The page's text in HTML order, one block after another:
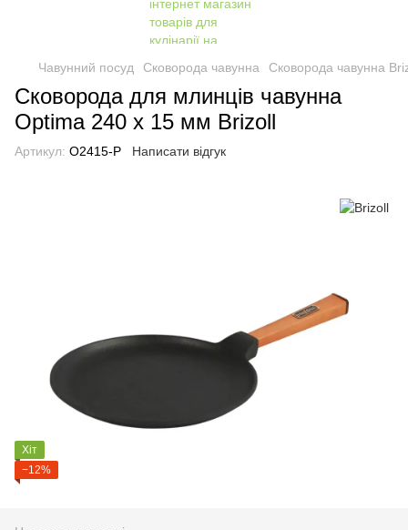
Чавунний посуд Сковорода чавунна Сковорода чавунна
Сковорода для млинців чавунна
Optima 240 х 15 мм Brizoll
Артикул: O2415-P Написати відгук
Хіт
−12%